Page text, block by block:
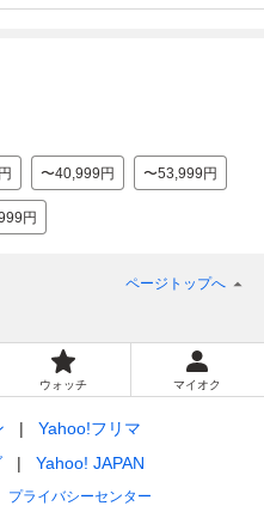
〜40,999円 〜53,999円
円
ページトップへ
ウォッチ マイオク
Yahoo!フリマ
Yahoo! JAPAN
プライバシーセンター